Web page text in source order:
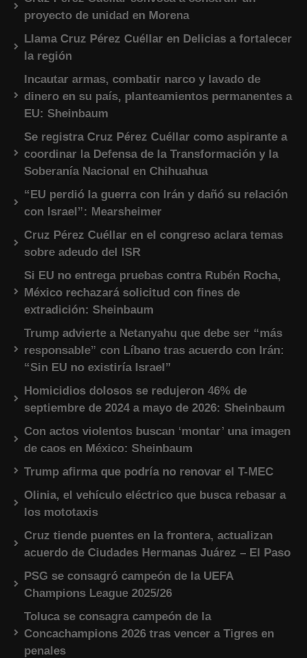
proyecto de unidad en Morena
Llama Cruz Pérez Cuéllar en Delicias a fortalecer
la región
Incautar armas, combatir narco y lavado de
dinero en su país, planteamientos permanentes a
EU: Sheinbaum
Se registra Cruz Pérez Cuéllar como aspirante a
coordinar la Defensa de la Transformación y la
Soberanía Nacional en Chihuahua
“EU perdió la guerra con Irán y dañó su relación
con Israel”: Mearsheimer
Cruz Pérez Cuéllar en el congreso aclara temas
sobre adeudo del ISR
Si EU no entrega pruebas contra Rubén Rocha,
México rechazará solicitud con fines de
extradición: Sheinbaum
Trump advierte a Netanyahu que debe ser “más
responsable” con Líbano tras acuerdo con Irán:
“Sin EU no existiría Israel”
Homicidios dolosos se redujeron 46% de
septiembre de 2024 a mayo de 2026: Sheinbaum
Con actos violentos buscan ‘montar’ una imagen
de caos en México: Sheinbaum
Trump afirma que podría no renovar el T-MEC
Olinia, el vehículo eléctrico que busca rebasar a
los mototaxis
Cruz tiende puentes en la frontera, actualizan
acuerdo de Ciudades Hermanas Juárez – El Paso
PSG se consagró campeón de la UEFA
Champions League 2025/26
Toluca se consagra campeón de la
Concachampions 2026 tras vencer a Tigres en
penales